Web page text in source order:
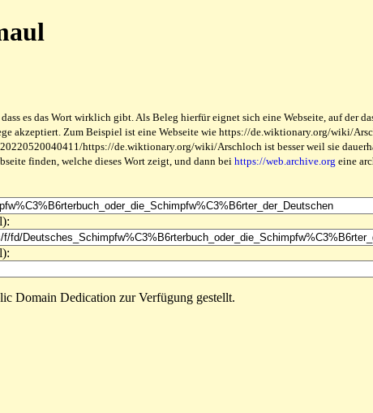
es das Wort wirklich gibt. Als Beleg hierfür eignet sich eine Webseite, auf der
akzeptiert. Zum Beispiel ist eine Webseite wie https://de.wiktionary.org/wiki/
https://de.wiktionary.org/wiki/Arschloch ist besser weil sie
finden, welche dieses Wort zeigt, und dann bei https://web.archive.org eine
Domain Dedication zur Verfügung gestellt.